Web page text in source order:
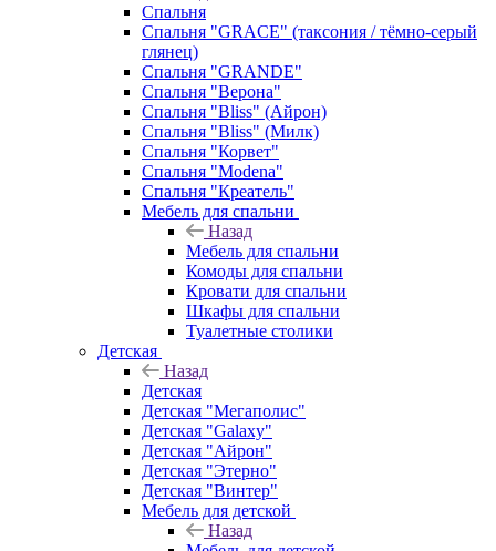
Спальня
Спальня "GRACE" (таксония / тёмно-серый
глянец)
Спальня "GRANDE"
Спальня "Верона"
Спальня "Bliss" (Айрон)
Спальня "Bliss" (Милк)
Спальня "Корвет"
Спальня "Modena"
Спальня "Креатель"
Мебель для спальни
Назад
Мебель для спальни
Комоды для спальни
Кровати для спальни
Шкафы для спальни
Туалетные столики
Детская
Назад
Детская
Детская "Мегаполис"
Детская "Galaxy"
Детская "Айрон"
Детская "Этерно"
Детская "Винтер"
Мебель для детской
Назад